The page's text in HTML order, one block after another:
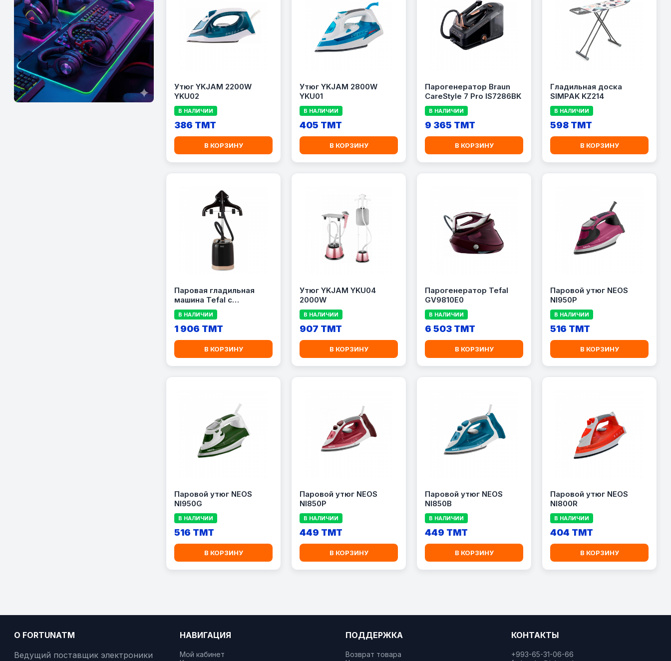
Утюг YKJAM 2200W
YKU02
В НАЛИЧИИ
386 TMT
В КОРЗИНУ
Утюг YKJAM 2800W
YKU01
В НАЛИЧИИ
405 TMT
В КОРЗИНУ
Парогенератор Braun
CareStyle 7 Pro IS7286BK
В НАЛИЧИИ
9 365 TMT
В КОРЗИНУ
Гладильная доска
SIMPAK KZ214
В НАЛИЧИИ
598 TMT
В КОРЗИНУ
Паровая гладильная
машина Tefal с
подставкой: IT3470M0
В НАЛИЧИИ
1 906 TMT
В КОРЗИНУ
Утюг YKJAM YKU04
2000W
В НАЛИЧИИ
907 TMT
В КОРЗИНУ
Парогенератор Tefal
GV9810E0
В НАЛИЧИИ
6 503 TMT
В КОРЗИНУ
Паровой утюг NEOS
NI950P
В НАЛИЧИИ
516 TMT
В КОРЗИНУ
Паровой утюг NEOS
NI950G
В НАЛИЧИИ
516 TMT
В КОРЗИНУ
Паровой утюг NEOS
NI850P
В НАЛИЧИИ
449 TMT
В КОРЗИНУ
Паровой утюг NEOS
NI850B
В НАЛИЧИИ
449 TMT
В КОРЗИНУ
Паровой утюг NEOS
NI800R
В НАЛИЧИИ
404 TMT
В КОРЗИНУ
О FORTUNATM
Ведущий поставщик электроники
НАВИГАЦИЯ
Мой кабинет
ПОДДЕРЖКА
Возврат товара
КОНТАКТЫ
+993-65-31-06-66